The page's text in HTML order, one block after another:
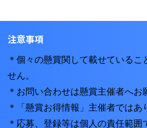
注意事項
＊個々の懸賞関して載せているこ
せん。
＊お問い合わせは懸賞主催者へお
＊「懸賞お得情報」主催者ではあ
＊応募、登録等は個人の責任範囲